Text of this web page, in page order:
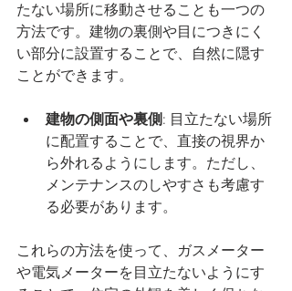
たない場所に移動させることも一つの
方法です。建物の裏側や目につきにく
い部分に設置することで、自然に隠す
ことができます。
建物の側面や裏側: 目立たない場所
に配置することで、直接の視界か
ら外れるようにします。ただし、
メンテナンスのしやすさも考慮す
る必要があります。
これらの方法を使って、ガスメーター
や電気メーターを目立たないようにす